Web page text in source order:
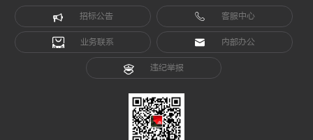
招标公告 客服中心
业务联系 内部办公
违纪举报